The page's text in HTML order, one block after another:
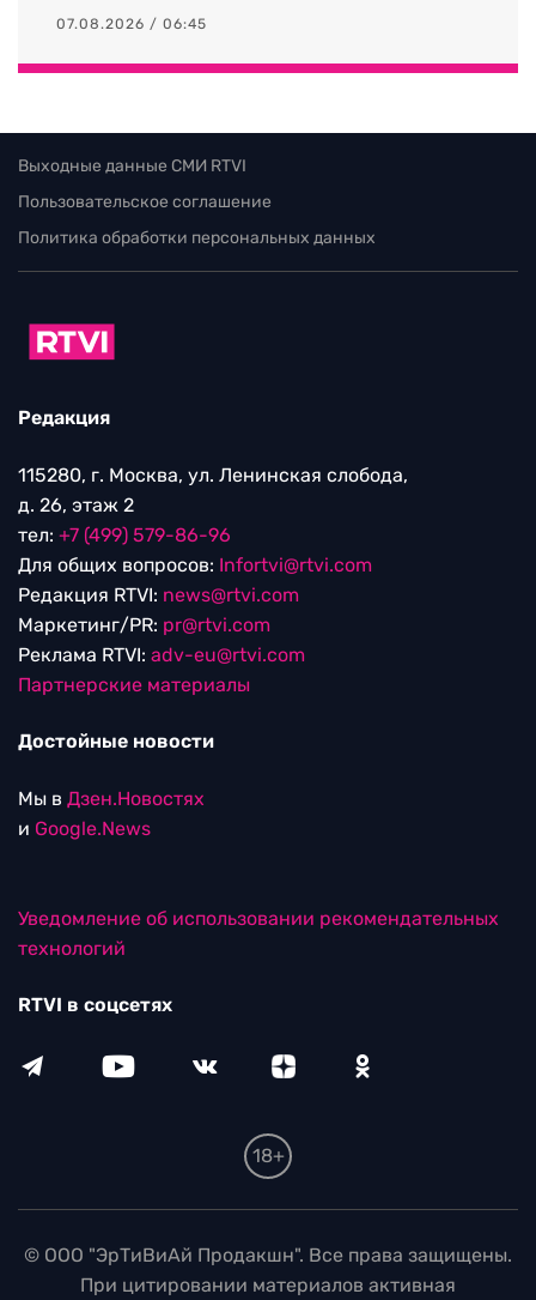
07.08.2026 / 06:45
Выходные данные СМИ RTVI
Пользовательское соглашение
Политика обработки персональных данных
Редакция
115280, г. Москва, ул. Ленинская слобода,
д. 26, этаж 2
тел: +7 (499) 579-86-96
Для общих вопросов: Infortvi@rtvi.com
Редакция RTVI: news@rtvi.com
Маркетинг/PR: pr@rtvi.com
Реклама RTVI: adv-eu@rtvi.com
Партнерские материалы
Достойные новости
Мы в Дзен.Новостях
и Google.News
Уведомление об использовании рекомендательных
технологий
RTVI в соцсетях
18+
© ООО "ЭрТиВиАй Продакшн". Все права защищены.
При цитировании материалов активная